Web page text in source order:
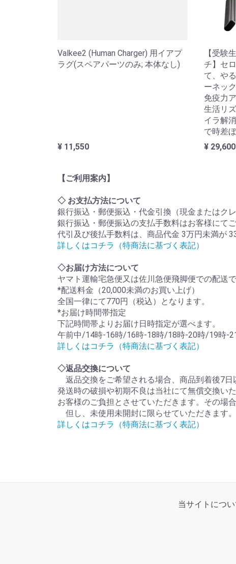
Valkee2 (Human Charger) 用イアプ
ラグ(スペアパーツのみ; 本体なし)
¥ 11,550
【受験
チ】セ
て、や
ーネッ
免疫力
生活リ
イラ解
で時差
¥ 29,600
【ご利用案内】
◇ お支払方法について
銀行振込・郵便振込・代金引換（現金またはク
銀行振込・郵便振込の支払手数料はお客様にてご
代引及び後払手数料は、商品代金 3万円未満が
詳しくはコチラ（特商法に基づく表記）
◇お届け方法について
ヤマト運輸宅急便又は佐川急便飛脚便での配送
*配送料金（20,000未満のお買い上げ）
全国一律にて770円（税込）となります。
*お届け時間帯指定
下記時間帯よりお届け日時指定が選べます。
午前中/14時-16時/16時-18時/18時-20時/19時-
詳しくはコチラ（特商法に基づく表記）
◇返品交換について
返品交換をご希望される場合、商品到着後7日
発送時の破損や初期不良は当社にて無償交換い
お客様のご負担とさせていただきます。その場
但し、未使用未開封に限らせていただきます。
詳しくはコチラ（特商法に基づく表記）
当サイトについ